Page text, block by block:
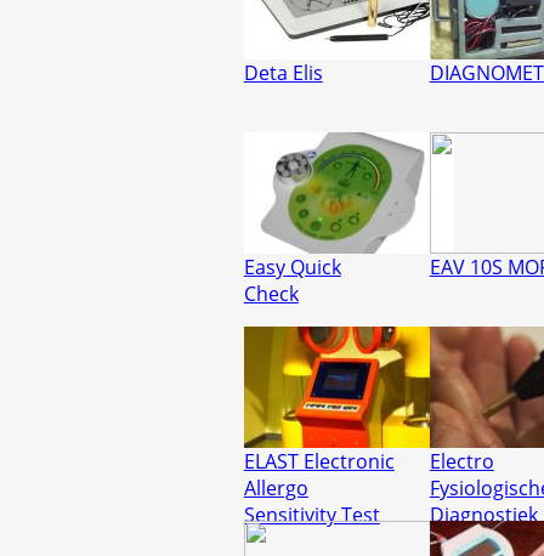
Deta Elis
Easy Quick
Check
EAV 10S
ELAST Electronic
Allergo
Sensitivity Test
Electro
Diagnostiek
Meetpen